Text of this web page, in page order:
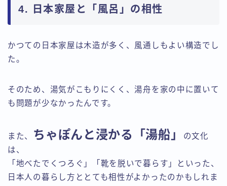
4. 日本家屋と「風呂」の相性
かつての日本家屋は木造が多く、風通しもよい構造でし
た。
そのため、湯気がこもりにくく、湯舟を家の中に置いて
も問題が少なかったんです。
また、 ちゃぽんと浸かる「湯船」
の文化
は、
「地べたでくつろぐ」「靴を脱いで暮らす」といった、
日本人の暮らし方ととても相性がよかったのかもしれま